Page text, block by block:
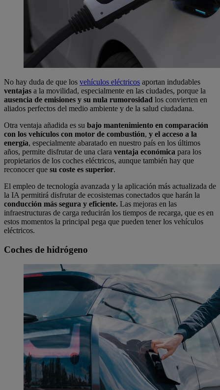
No hay duda de que los vehículos eléctricos aportan indudables
ventajas a la movilidad, especialmente en las ciudades, porque la
ausencia de emisiones y su nula rumorosidad los convierten en
aliados perfectos del medio ambiente y de la salud ciudadana.
Otra ventaja añadida es su bajo mantenimiento en comparación
con los vehículos con motor de combustión, y el acceso a la
energía, especialmente abaratado en nuestro país en los últimos
años, permite disfrutar de una clara ventaja económica para los
propietarios de los coches eléctricos, aunque también hay que
reconocer que su coste es superior.
El empleo de tecnología avanzada y la aplicación más actualizada de
la IA permitirá disfrutar de ecosistemas conectados que harán la
conducción más segura y eficiente. Las mejoras en las
infraestructuras de carga reducirán los tiempos de recarga, que es en
estos momentos la principal pega que pueden tener los vehículos
eléctricos.
Coches de hidrógeno